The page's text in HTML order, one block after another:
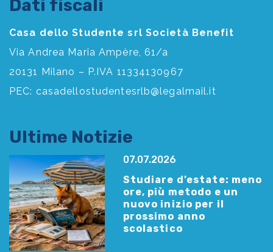
Dati fiscali
Casa dello Studente srl Società Benefit
Via Andrea Maria Ampère, 61/a
20131 Milano – P.IVA 11334130967
PEC: casadellostudentesrlb@legalmail.it
Ultime Notizie
07.07.2026
Studiare d’estate: meno
ore, più metodo e un
nuovo inizio per il
prossimo anno
scolastico